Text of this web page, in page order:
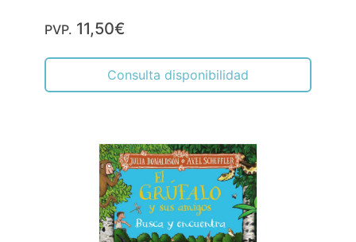
PVP. 11,50€
Consulta disponibilidad